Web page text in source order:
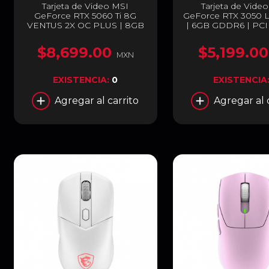
Tarjeta de Video MSI
GeForce RTX 5060 Ti 8G
VENTUS 2X OC PLUS | 8GB
128 Bits | 1 x HDMI / 3 x
DisplayPort | Negro |
$8,699.00 MXN
EXISTENCIA: 0
Agregar al carrito
Tarjeta de
GeForce RTX 3050
| 6GB GDDR6 |
DisplayPort | Low
Negro | GeForce
$5,199.00
EXISTENCIA:
Agregar al